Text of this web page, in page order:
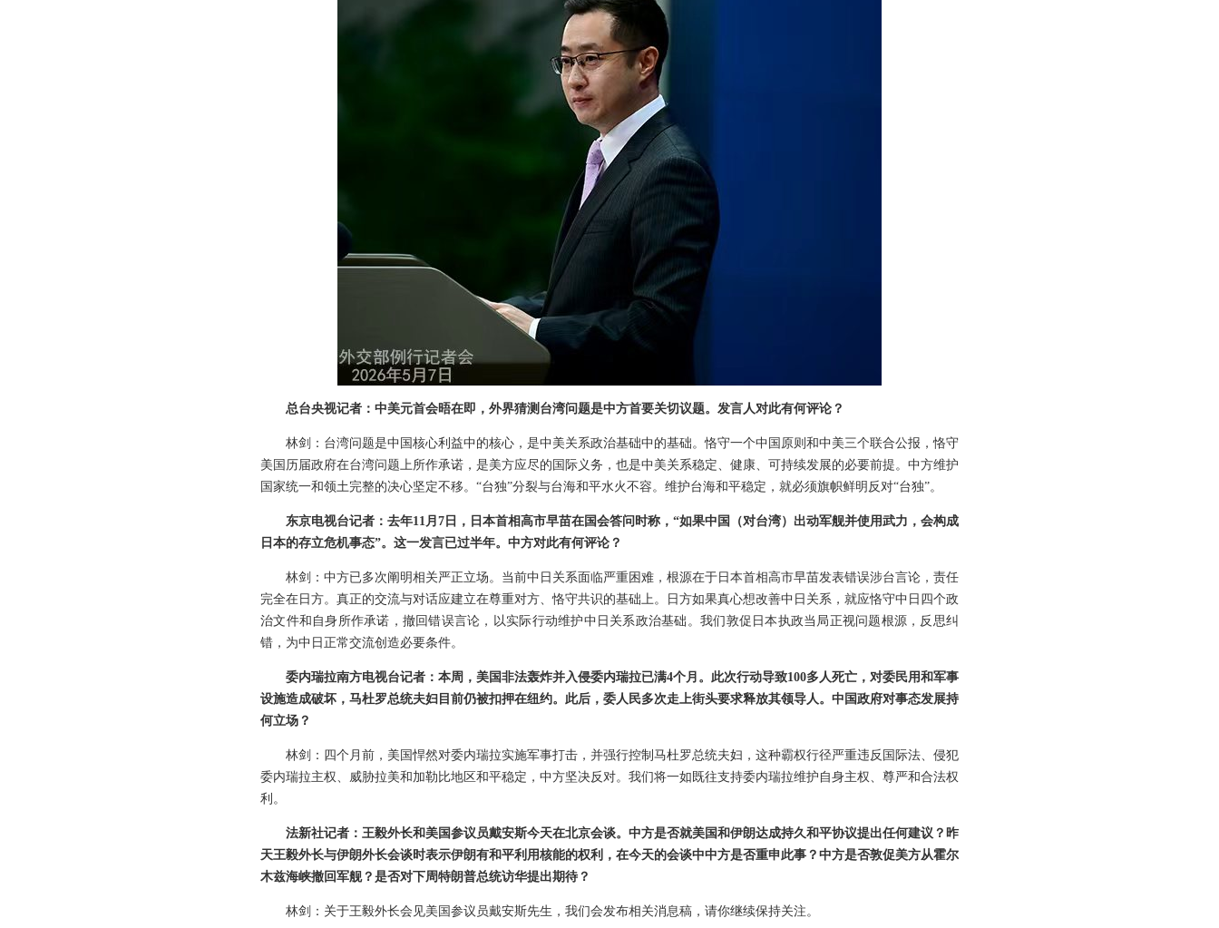
总台央视记者：中美元首会晤在即，外界猜测台湾问题是中方首要关切议题。发言人对此有何评论？
林剑：台湾问题是中国核心利益中的核心，是中美关系政治基础中的基础。恪守一个中国原则和中美三个联合公报，恪守
美国历届政府在台湾问题上所作承诺，是美方应尽的国际义务，也是中美关系稳定、健康、可持续发展的必要前提。中方维护
国家统一和领土完整的决心坚定不移。“台独”分裂与台海和平水火不容。维护台海和平稳定，就必须旗帜鲜明反对“台独”。
东京电视台记者：去年11月7日，日本首相高市早苗在国会答问时称，“如果中国（对台湾）出动军舰并使用武力，会构成
日本的存立危机事态”。这一发言已过半年。中方对此有何评论？
林剑：中方已多次阐明相关严正立场。当前中日关系面临严重困难，根源在于日本首相高市早苗发表错误涉台言论，责任
完全在日方。真正的交流与对话应建立在尊重对方、恪守共识的基础上。日方如果真心想改善中日关系，就应恪守中日四个政
治文件和自身所作承诺，撤回错误言论，以实际行动维护中日关系政治基础。我们敦促日本执政当局正视问题根源，反思纠
错，为中日正常交流创造必要条件。
委内瑞拉南方电视台记者：本周，美国非法轰炸并入侵委内瑞拉已满4个月。此次行动导致100多人死亡，对委民用和军事
设施造成破坏，马杜罗总统夫妇目前仍被扣押在纽约。此后，委人民多次走上街头要求释放其领导人。中国政府对事态发展持
何立场？
林剑：四个月前，美国悍然对委内瑞拉实施军事打击，并强行控制马杜罗总统夫妇，这种霸权行径严重违反国际法、侵犯
委内瑞拉主权、威胁拉美和加勒比地区和平稳定，中方坚决反对。我们将一如既往支持委内瑞拉维护自身主权、尊严和合法权
利。
法新社记者：王毅外长和美国参议员戴安斯今天在北京会谈。中方是否就美国和伊朗达成持久和平协议提出任何建议？昨
天王毅外长与伊朗外长会谈时表示伊朗有和平利用核能的权利，在今天的会谈中中方是否重申此事？中方是否敦促美方从霍尔
木兹海峡撤回军舰？是否对下周特朗普总统访华提出期待？
林剑：关于王毅外长会见美国参议员戴安斯先生，我们会发布相关消息稿，请你继续保持关注。